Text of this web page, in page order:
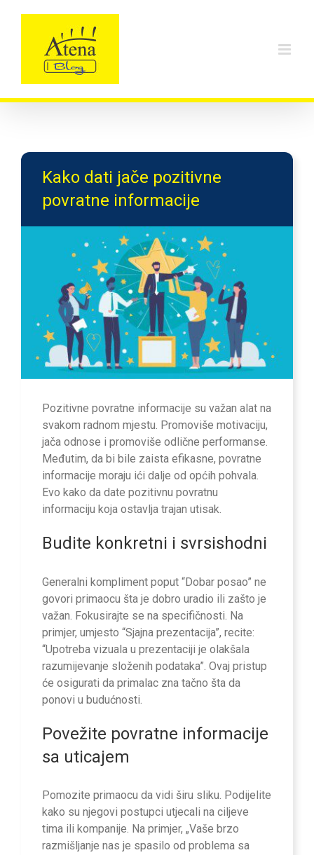
Kako dati jače pozitivne
povratne informacije
Pozitivne povratne informacije su važan alat na
svakom radnom mjestu. Promoviše motivaciju,
jača odnose i promoviše odlične performanse.
Međutim, da bi bile zaista efikasne, povratne
informacije moraju ići dalje od općih pohvala.
Evo kako da date pozitivnu povratnu
informaciju koja ostavlja trajan utisak.
Budite konkretni i svrsishodni
Generalni kompliment poput “Dobar posao” ne
govori primaocu šta je dobro uradio ili zašto je
važan. Fokusirajte se na specifičnosti. Na
primjer, umjesto “Sjajna prezentacija”, recite:
“Upotreba vizuala u prezentaciji je olakšala
razumijevanje složenih podataka”. Ovaj pristup
će osigurati da primalac zna tačno šta da
ponovi u budućnosti.
Povežite povratne informacije
sa uticajem
Pomozite primaocu da vidi širu sliku. Podijelite
kako su njegovi postupci utjecali na ciljeve
tima ili kompanije. Na primjer, „Vaše brzo
razmišljanje nas je spasilo od problema sa